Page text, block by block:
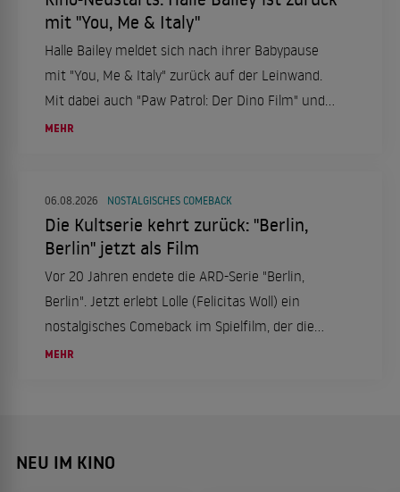
mit "You, Me & Italy"
Halle Bailey meldet sich nach ihrer Babypause
mit "You, Me & Italy" zurück auf der Leinwand.
Mit dabei auch "Paw Patrol: Der Dino Film" und
"Nightborn". Ein Kinowochenende voller
MEHR
06.08.2026 NOSTALGISCHES COMEBACK
Die Kultserie kehrt zurück: "Berlin,
Berlin" jetzt als Film
Vor 20 Jahren endete die ARD-Serie "Berlin,
Berlin". Jetzt erlebt Lolle (Felicitas Woll) ein
nostalgisches Comeback im Spielfilm, der die
Fans erneut in ihren Bann zieht.
MEHR
NEU IM KINO